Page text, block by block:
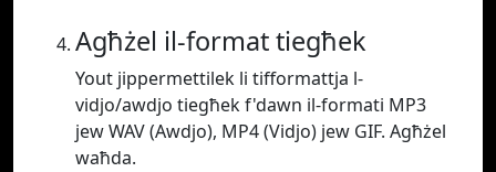
Agħżel il-format tiegħek
Yout jippermettilek li tifformattja l-
vidjo/awdjo tiegħek f'dawn il-formati MP3
jew WAV (Awdjo), MP4 (Vidjo) jew GIF. Agħżel
waħda.